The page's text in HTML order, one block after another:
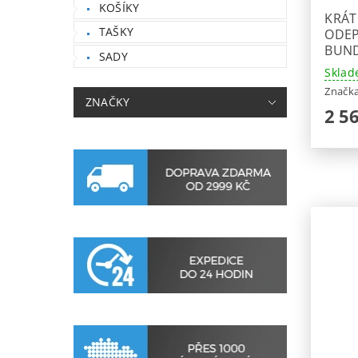
KOŠÍKY
TAŠKY
SADY
ZNAČKY
2